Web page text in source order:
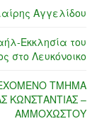
Αγγελίδου
Εκκλησία του
στο Λευκόνοικο
ΤΜΗΜΑ
ΚΩΝΣΤΑΝΤΙΑΣ –
ΑΜΜΟΧΩΣΤΟΥ